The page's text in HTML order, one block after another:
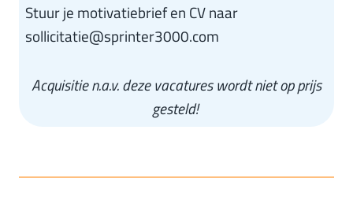
Stuur je motivatiebrief en CV naar
sollicitatie@sprinter3000.com
Acquisitie n.a.v. deze vacatures wordt niet op prijs
gesteld!